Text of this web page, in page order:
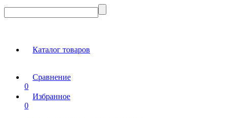
Каталог товаров
Сравнение
0
Избранное
0